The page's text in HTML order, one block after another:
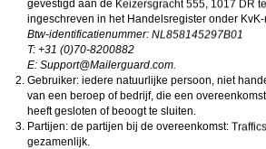
ongeschikte online content in aanraking komen.
Installeer programma’s voor ouderlijk toezicht op
programma’s voor ouderlijk toezicht zijnNetnanny
. Deze programma’s werken zodanig dat
online inhoud worden geblokkeerd. Vaak blokkeren
een groot aantal websites waarvan algemeen
ongeschikt zijn voor minderjarigen. Door middel van
nieuwe websites aan worden toegevoegd.
Neem contact op met jouw internetprovider
maken dat bepaalde informatie van internet wordt
internetprovider raadplegen om na te vragen of
is.
gevestigd aan de
,
ingeschreven in het Handelsregister onder
Btw-identificatienummer:
T: +31 (0)70-8200882
E: moc.draugreliaM@troppuS.
Gebruiker: iedere natuurlijke persoon, niet
van een beroep of bedrijf, die een
heeft gesloten of beoogt te sluiten.
Partijen: de partijen bij de overeenkomst:
gezamenlijk.